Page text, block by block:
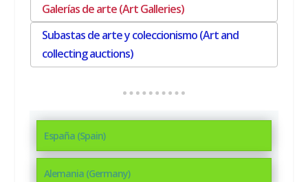
Galerías de arte (Art Galleries)
Subastas de arte y coleccionismo (Art and
collecting auctions)
España (Spain)
Alemania (Germany)